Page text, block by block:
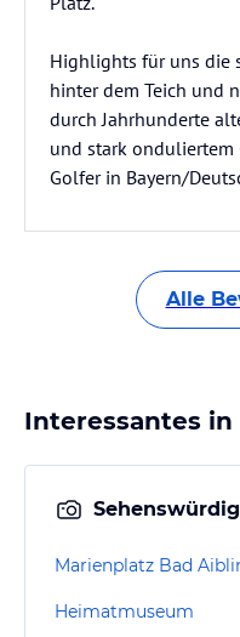
Highlights für uns die
hinter dem Teich und
durch Jahrhunderte
und stark onduliertem
Golfer in Bayern/
Alle
Interessantes in
Marienplatz Bad
Heimatmuseum